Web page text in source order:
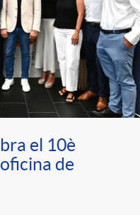
el 10è
de